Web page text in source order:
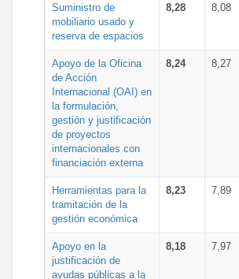
Suministro de
mobiliario usado y
reserva de espacios
8,28 8,08
Apoyo de la Oficina
de Acción
Internacional (OAI) en
la formulación,
gestión y justificación
de proyectos
internacionales con
financiación externa
8,24 8,27
Herramientas para la
tramitación de la
gestión económica
8,23 7,89
Apoyo en la
justificación de
ayudas públicas a la
8,18 7,97